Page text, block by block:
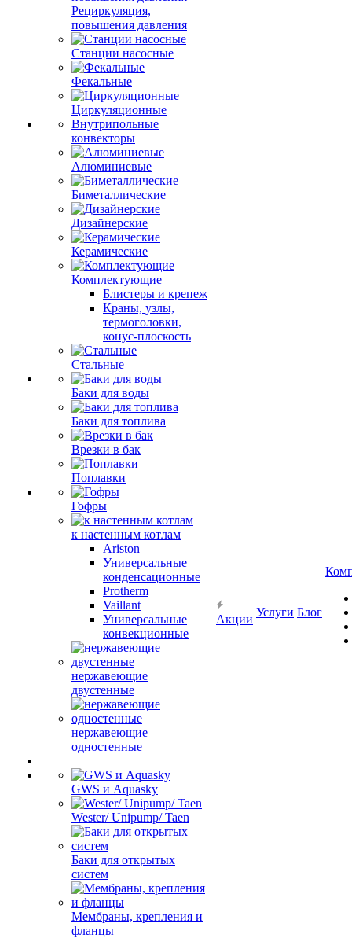
Рециркуляция,
повышения давления
Станции насосные
Фекальные
Циркуляционные
Внутрипольные
конвекторы
Алюминиевые
Биметаллические
Дизайнерские
Керамические
Комплектующие
Блистеры и крепеж
Краны, узлы,
термоголовки,
конус-плоскость
Стальные
Баки для воды
Баки для топлива
Врезки в бак
Поплавки
Гофры
к настенным котлам
Ariston
Универсальные
конденсационные
Protherm
Vaillant
Универсальные
конвекционные
нержавеющие
двустенные
нержавеющие
одностенные
GWS и Aquasky
Wester/ Unipump/ Taen
Баки для открытых
систем
Мембраны, крепления и
фланцы
Акции
Услуги Блог